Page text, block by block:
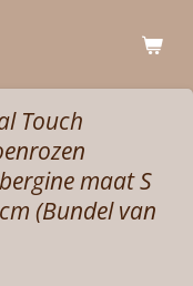
Touch
maat S
(Bundel van